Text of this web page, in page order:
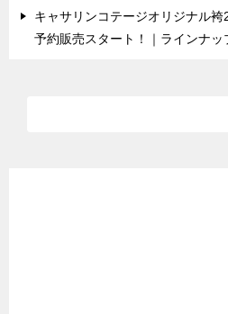
キャサリンコテージオリジナル
予約販売スタート！｜ラインナッ